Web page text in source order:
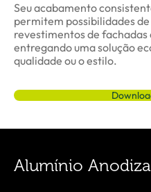
Seu acabamento
permitem possibilidades
revestimentos de
entregando uma solução
qualidade ou o estilo.
Alumínio